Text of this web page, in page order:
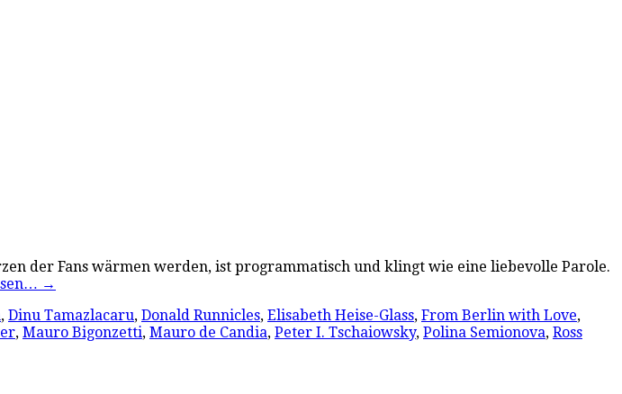
der Fans wärmen werden, ist programmatisch und klingt wie eine liebevolle Parole.
→
, Dinu Tamazlacaru, Donald Runnicles, Elisabeth Heise-Glass, From Berlin with Love,
, Mauro Bigonzetti, Mauro de Candia, Peter I. Tschaiowsky, Polina Semionova, Ross